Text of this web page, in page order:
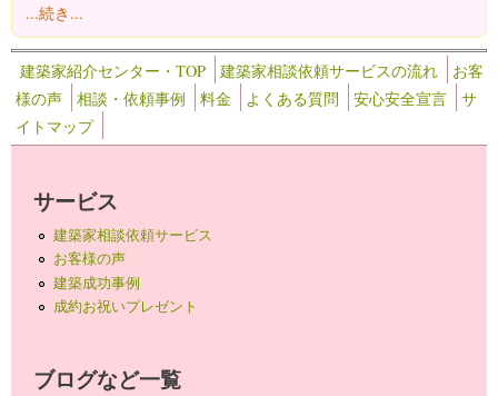
...続き...
建築家紹介センター・TOP 建築家相談依頼サービスの流れ
お客
様の声
相談・依頼事例 料金 よくある質問 安心安全宣言
サ
イトマップ
サービス
建築家相談依頼サービス
お客様の声
建築成功事例
成約お祝いプレゼント
ブログなど一覧